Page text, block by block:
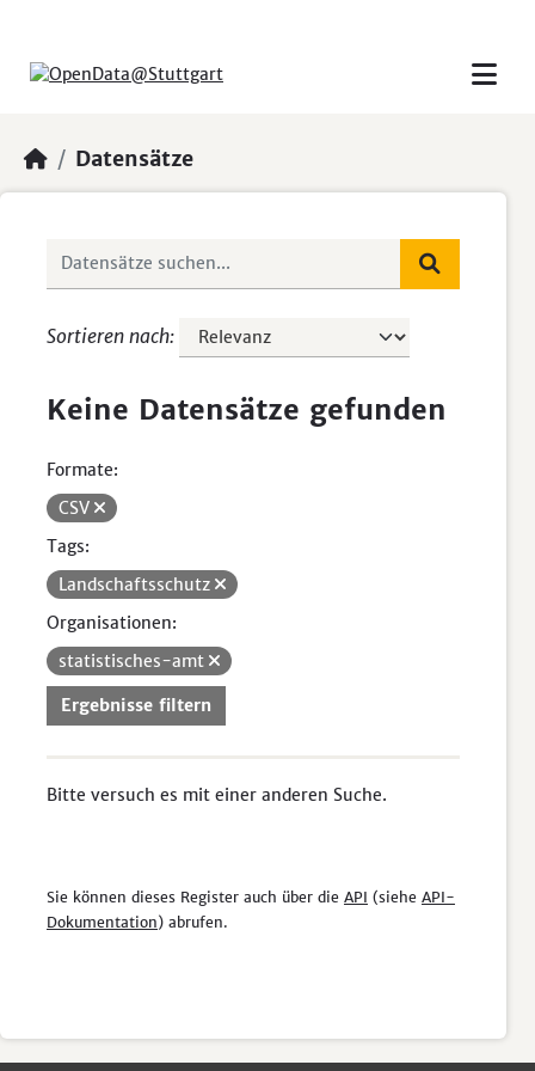
Datensätze
Sortieren nach
Keine Datensätze gefunden
Formate:
CSV
Tags:
Landschaftsschutz
Organisationen:
statistisches-amt
Ergebnisse filtern
Bitte versuch es mit einer anderen Suche.
Sie können dieses Register auch über die API (siehe API-
Dokumentation) abrufen.